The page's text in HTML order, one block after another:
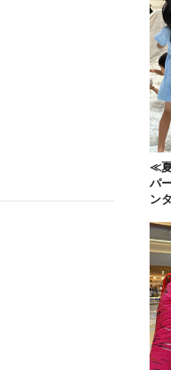
≪夏
パ
ン